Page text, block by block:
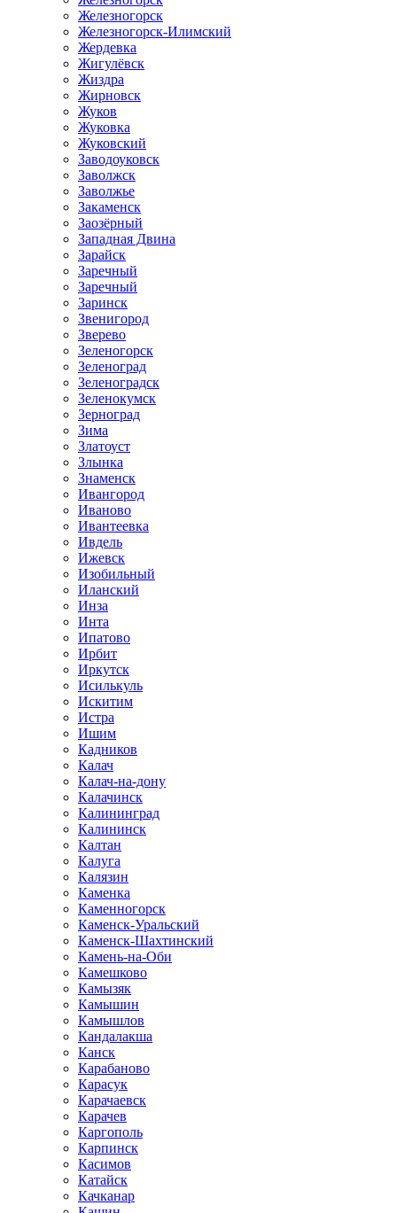
Железногорск
Железногорск-Илимский
Жердевка
Жигулёвск
Жиздра
Жирновск
Жуков
Жуковка
Жуковский
Заводоуковск
Заволжск
Заволжье
Закаменск
Заозёрный
Западная Двина
Зарайск
Заречный
Заречный
Заринск
Звенигород
Зверево
Зеленогорск
Зеленоград
Зеленоградск
Зеленокумск
Зерноград
Зима
Златоуст
Злынка
Знаменск
Ивангород
Иваново
Ивантеевка
Ивдель
Ижевск
Изобильный
Иланский
Инза
Инта
Ипатово
Ирбит
Иркутск
Исилькуль
Искитим
Истра
Ишим
Кадников
Калач
Калач-на-дону
Калачинск
Калининград
Калининск
Калтан
Калуга
Калязин
Каменка
Каменногорск
Каменск-Уральский
Каменск-Шахтинский
Камень-на-Оби
Камешково
Камызяк
Камышин
Камышлов
Кандалакша
Канск
Карабаново
Карасук
Карачаевск
Карачев
Каргополь
Карпинск
Касимов
Катайск
Качканар